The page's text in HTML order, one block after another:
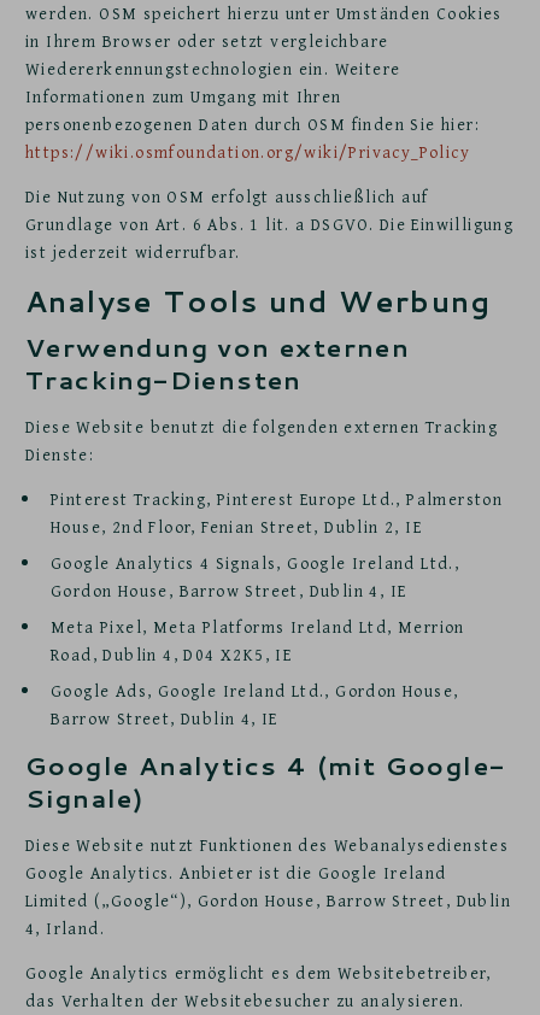
werden. OSM speichert hierzu unter Umständen Cookies
in Ihrem Browser oder setzt vergleichbare
Wiedererkennungstechnologien ein. Weitere
Informationen zum Umgang mit Ihren
personenbezogenen Daten durch OSM finden Sie hier:
https://wiki.osmfoundation.org/wiki/Privacy_Policy
Die Nutzung von OSM erfolgt ausschließlich auf
Grundlage von Art. 6 Abs. 1 lit. a DSGVO. Die Einwilligung
ist jederzeit widerrufbar.
Analyse Tools und Werbung
Verwendung von externen
Tracking-Diensten
Diese Website benutzt die folgenden externen Tracking
Dienste:
Pinterest Tracking, Pinterest Europe Ltd., Palmerston
House, 2nd Floor, Fenian Street, Dublin 2, IE
Google Analytics 4 Signals, Google Ireland Ltd.,
Gordon House, Barrow Street, Dublin 4, IE
Meta Pixel, Meta Platforms Ireland Ltd, Merrion
Road, Dublin 4, D04 X2K5, IE
Google Ads, Google Ireland Ltd., Gordon House,
Barrow Street, Dublin 4, IE
Google Analytics 4 (mit Google-
Signale)
Diese Website nutzt Funktionen des Webanalysedienstes
Google Analytics. Anbieter ist die Google Ireland
Limited („Google“), Gordon House, Barrow Street, Dublin
4, Irland.
Google Analytics ermöglicht es dem Websitebetreiber,
das Verhalten der Websitebesucher zu analysieren.